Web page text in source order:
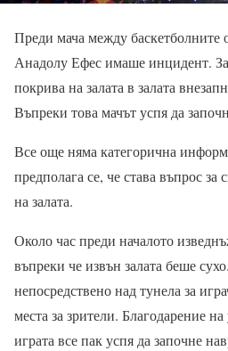
Преди мача между
Анадолу Ефес имаше инцидент.
покрива на залата в залата
Въпреки това мачът успя да
Все още няма категорична
предполага се, че става въпрос за
на залата.
Около час преди началото
въпреки че извън залата беше
непосредствено над тунела за
места за зрители. Благодарение
играта все пак успя да започне